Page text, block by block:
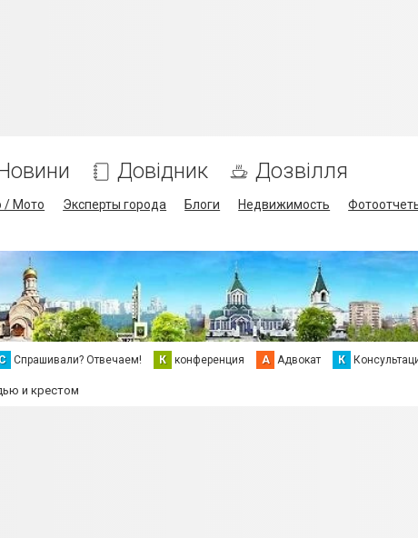
Довідник Дозвілля
/ Мото Эксперты города Блоги Недвижимость
С Спрашивали? Отвечаем! К конференция А Адвокат К
и крестом